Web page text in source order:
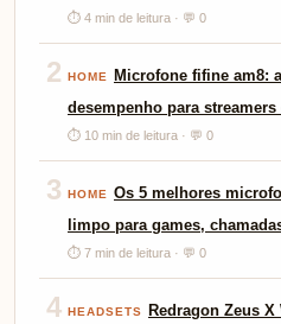
⏱ 4 min de leitura · 💬 0
2 HOME
Microfone fifine am8:
desempenho para
⏱ 10 min de leitura · 💬 0
3 HOME
Os 5 melhores
limpo para games,
⏱ 7 min de leitura · 💬 0
4 HEADSETS Redragon Zeus